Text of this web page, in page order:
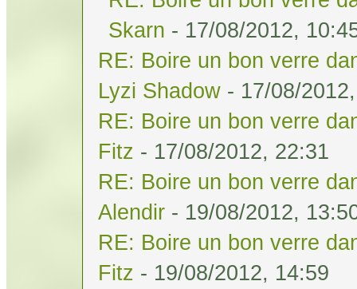
Skarn - 17/08/2012,
RE: Boire un bon verre
Lyzi Shadow - 17/08/
RE: Boire un bon verre
Fitz - 17/08/2012, 22:31
RE: Boire un bon verre
Alendir - 19/08/2012,
RE: Boire un bon verre
Fitz - 19/08/2012, 14:59